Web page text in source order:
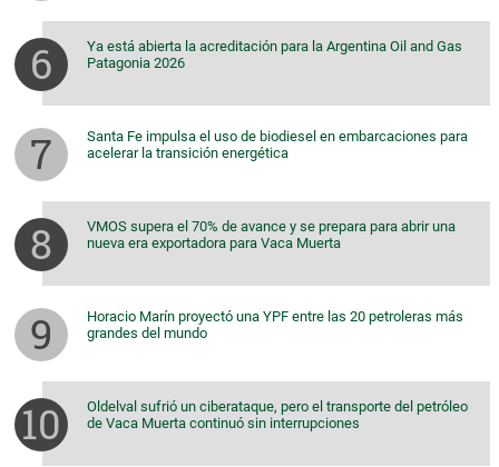
Ya está abierta la acreditación para la Argentina Oil and Gas
Patagonia 2026
Santa Fe impulsa el uso de biodiesel en embarcaciones para
acelerar la transición energética
VMOS supera el 70% de avance y se prepara para abrir una
nueva era exportadora para Vaca Muerta
Horacio Marín proyectó una YPF entre las 20 petroleras más
grandes del mundo
Oldelval sufrió un ciberataque, pero el transporte del petróleo
de Vaca Muerta continuó sin interrupciones